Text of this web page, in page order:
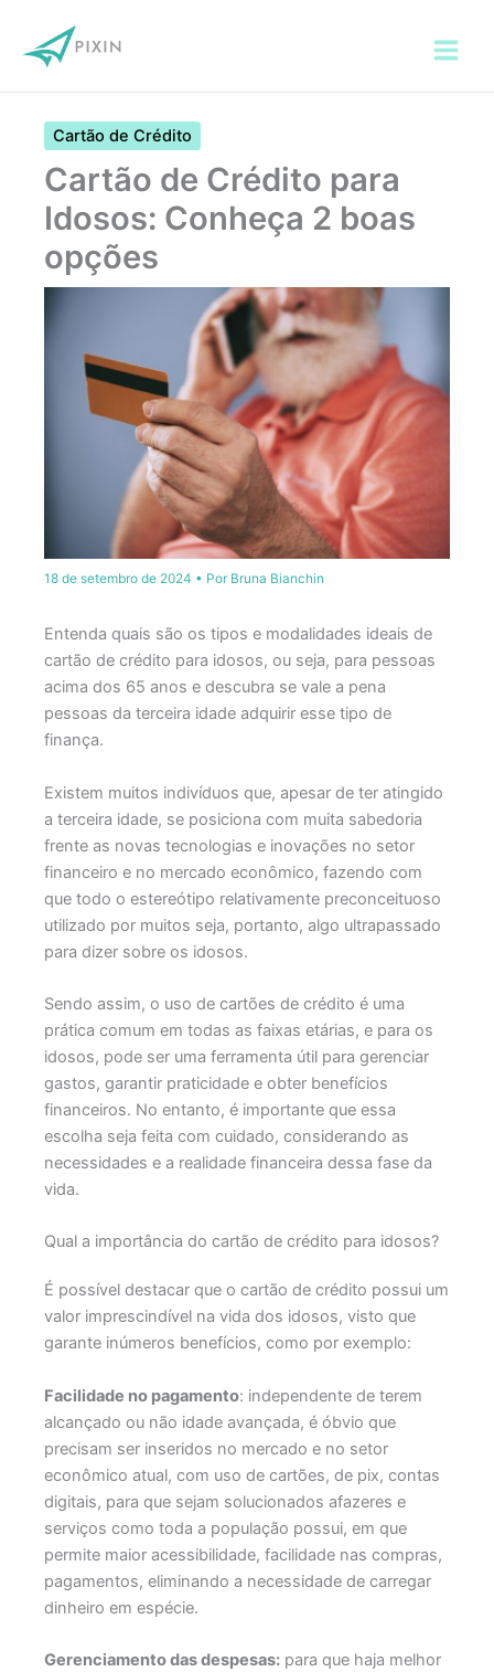
para
Cartão de Crédito
Cartão de Crédito para
Idosos: Conheça 2 boas
opções
18 de setembro de 2024 • Por Bruna Bianchin
Entenda quais são os tipos e modalidades ideais de
cartão de crédito para idosos, ou seja, para pessoas
acima dos 65 anos e descubra se vale a pena
pessoas da terceira idade adquirir esse tipo de
finança.
Existem muitos indivíduos que, apesar de ter atingido
a terceira idade, se posiciona com muita sabedoria
frente as novas tecnologias e inovações no setor
financeiro e no mercado econômico, fazendo com
que todo o estereótipo relativamente preconceituoso
utilizado por muitos seja, portanto, algo ultrapassado
para dizer sobre os idosos.
Sendo assim, o uso de cartões de crédito é uma
prática comum em todas as faixas etárias, e para os
idosos, pode ser uma ferramenta útil para gerenciar
gastos, garantir praticidade e obter benefícios
financeiros. No entanto, é importante que essa
escolha seja feita com cuidado, considerando as
necessidades e a realidade financeira dessa fase da
vida.
Qual a importância do cartão de crédito para idosos?
É possível destacar que o cartão de crédito possui um
valor imprescindível na vida dos idosos, visto que
garante inúmeros benefícios, como por exemplo:
Facilidade no pagamento: independente de terem
alcançado ou não idade avançada, é óbvio que
precisam ser inseridos no mercado e no setor
econômico atual, com uso de cartões, de pix, contas
digitais, para que sejam solucionados afazeres e
serviços como toda a população possui, em que
permite maior acessibilidade, facilidade nas compras,
pagamentos, eliminando a necessidade de carregar
dinheiro em espécie.
Gerenciamento das despesas:para que haja melhor